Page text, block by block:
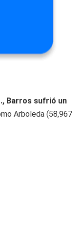
Barros sufrió un
Arboleda (58,967